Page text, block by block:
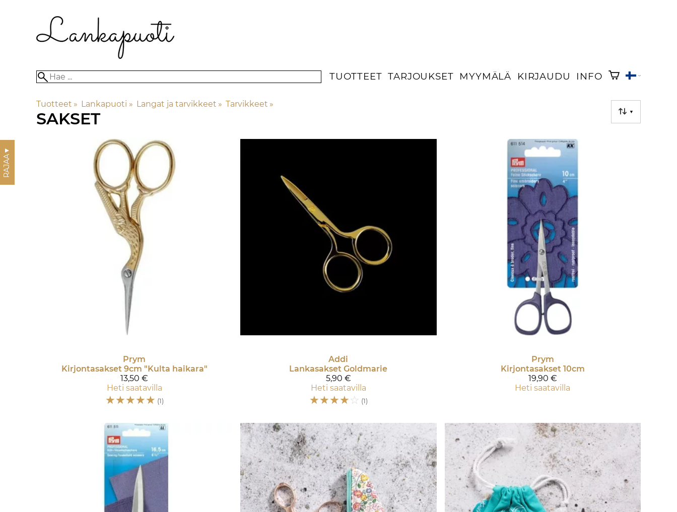
TUOTTEET TARJOUKSET MYYMÄLÄ KIRJAUDU INFO
Tuotteet ‪» Lankapuoti ‪» Langat ja tarvikkeet ‪» Tarvikkeet ‪»
▼
SAKSET
RAJAA
▼
Prym
Kirjontasakset 9cm "Kulta haikara"
13,50 €
Heti saatavilla
☆☆☆☆☆ (1)
Addi
Lankasakset Goldmarie
5,90 €
Heti saatavilla
☆☆☆☆☆ (1)
Prym
Kirjontasakset 10cm
19,90 €
Heti saatavilla